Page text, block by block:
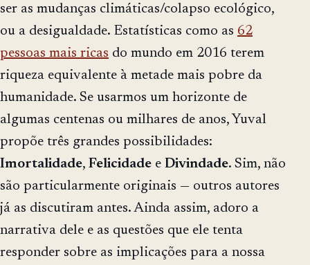
ser as mudanças climáticas/colapso ecológico,
ou a desigualdade. Estatísticas como as 62
pessoas mais ricas do mundo em 2016 terem
riqueza equivalente à metade mais pobre da
humanidade. Se usarmos um horizonte de
algumas centenas ou milhares de anos, Yuval
propõe três grandes possibilidades:
Imortalidade, Felicidade e Divindade. Sim, não
são particularmente originais — outros autores
já as discutiram antes. Ainda assim, adoro a
narrativa dele e as questões que ele tenta
responder sobre as implicações para a nossa